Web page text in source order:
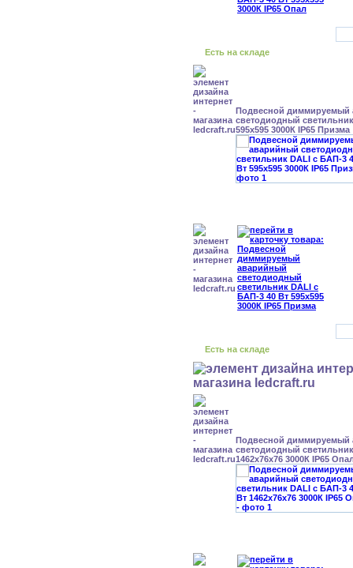
Есть на складе
Подвесной диммируемый
светодиодный
595x595 3000К IP65 Призма
Есть на складе
Подвесной диммируемый
светодиодный
1462x76x76 3000К IP65